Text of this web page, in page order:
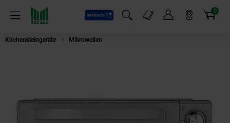
Menü
Payback
Suchfeld einblenden
Markt-Angebote 0
Artikel
Küchenkleingeräte Mikrowellen